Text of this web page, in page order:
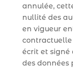
annulée,
nullité des
en vigueur
contractuelle
écrit et signé
des données